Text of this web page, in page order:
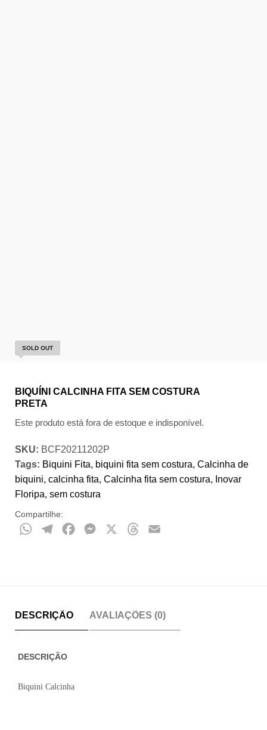
SOLD OUT
BIQUÍNI CALCINHA FITA SEM COSTURA
PRETA
Este produto está fora de estoque e indisponível.
SKU: BCF20211202P
Tags: Biquini Fita, biquini fita sem costura, Calcinha de
biquini, calcinha fita, Calcinha fita sem costura, Inovar
Floripa, sem costura
Compartilhe:
WhatsAppTelegramFacebookMessenger Threads
DESCRIÇÃO AVALIAÇÕES (0)
DESCRIÇÃO
Biquini Calcinha